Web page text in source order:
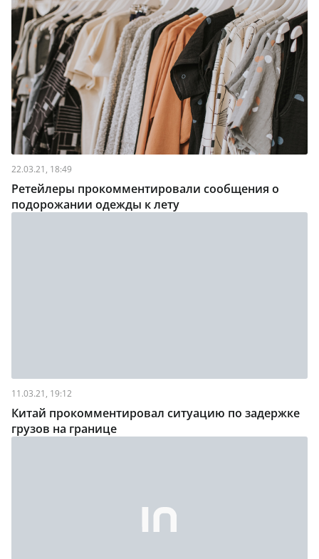
22.03.21, 18:49
Ретейлеры прокомментировали сообщения о
подорожании одежды к лету
11.03.21, 19:12
Китай прокомментировал ситуацию по задержке
грузов на границе